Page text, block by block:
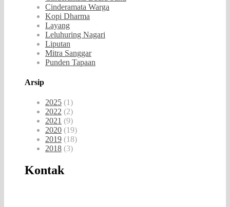
Cinderamata Warga
Kopi Dharma
Layang
Leluhuring Nagari
Liputan
Mitra Sanggar
Punden Tapaan
Arsip
2025 (1)
2022 (2)
2021 (9)
2020 (19)
2019 (18)
2018 (3)
Kontak